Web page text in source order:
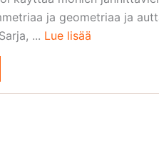
ja geometriaa ja
... Lue lisää